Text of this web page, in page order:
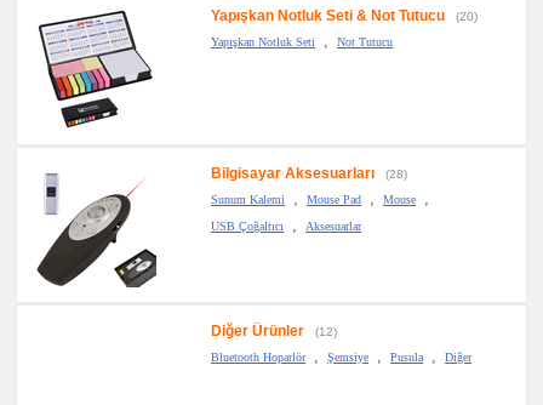
Yapışkan Notluk Seti & Not Tutucu
(20)
Yapışkan Notluk Seti
, Not Tutucu
Bilgisayar Aksesuarları
(28)
Sunum Kalemi
, Mouse Pad , Mouse ,
USB Çoğaltıcı , Aksesuarlar
Diğer Ürünler
(12)
Bluetooth Hoparlör
, Şemsiye , Pusula , Diğer